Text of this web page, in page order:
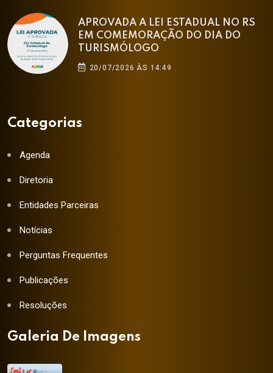
APROVADA A LEI ESTADUAL NO RS
EM COMEMORAÇÃO DO DIA DO
TURISMÓLOGO
20/07/2026 ÀS 14:49
Categorias
Agenda
Diretoria
Entidades Parceiras
Notícias
Perguntas Frequentes
Publicações
Resoluções
Galeria De Imagens